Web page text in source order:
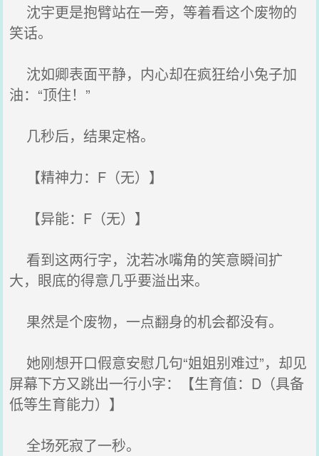
沈宇更是抱臂站在一旁，等着看这个废物的
笑话。
沈如卿表面平静，内心却在疯狂给小兔子加
油：“顶住！”
几秒后，结果定格。
【精神力：F（无）】
【异能：F（无）】
看到这两行字，沈若冰嘴角的笑意瞬间扩
大，眼底的得意几乎要溢出来。
果然是个废物，一点翻身的机会都没有。
她刚想开口假意安慰几句“姐姐别难过”，却见
屏幕下方又跳出一行小字：【生育值：D（具备
低等生育能力）】
全场死寂了一秒。